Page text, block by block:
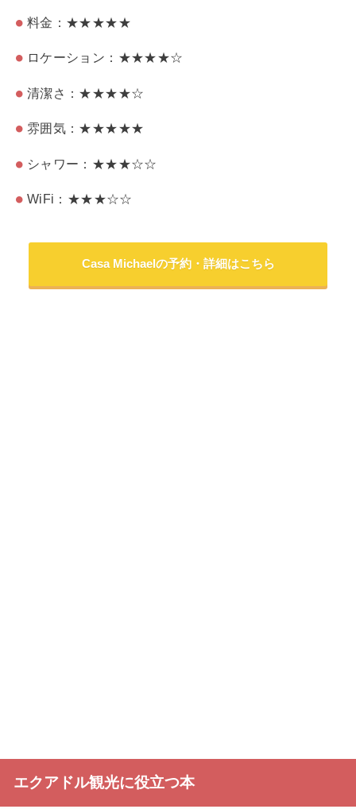
料金：★★★★★
ロケーション：★★★★☆
清潔さ：★★★★☆
雰囲気：★★★★★
シャワー：★★★☆☆
WiFi：★★★☆☆
Casa Michaelの予約・詳細はこちら
エクアドル観光に役立つ本